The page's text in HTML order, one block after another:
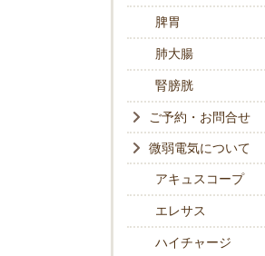
脾胃
肺大腸
腎膀胱
ご予約・お問合せ
微弱電気について
アキュスコープ
エレサス
ハイチャージ